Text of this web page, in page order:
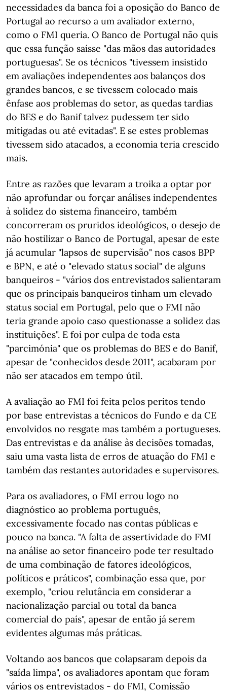
necessidades da banca foi a oposição do Banco de
Portugal ao recurso a um avaliador externo,
como o FMI queria. O Banco de Portugal não quis
que essa função saísse "das mãos das autoridades
portuguesas". Se os técnicos "tivessem insistido
em avaliações independentes aos balanços dos
grandes bancos, e se tivessem colocado mais
ênfase aos problemas do setor, as quedas tardias
do BES e do Banif talvez pudessem ter sido
mitigadas ou até evitadas". E se estes problemas
tivessem sido atacados, a economia teria crescido
mais.
Entre as razões que levaram a troika a optar por
não aprofundar ou forçar análises independentes
à solidez do sistema financeiro, também
concorreram os pruridos ideológicos, o desejo de
não hostilizar o Banco de Portugal, apesar de este
já acumular "lapsos de supervisão" nos casos BPP
e BPN, e até o "elevado status social" de alguns
banqueiros - "vários dos entrevistados salientaram
que os principais banqueiros tinham um elevado
status social em Portugal, pelo que o FMI não
teria grande apoio caso questionasse a solidez das
instituições". E foi por culpa de toda esta
"parcimónia" que os problemas do BES e do Banif,
apesar de "conhecidos desde 2011", acabaram por
não ser atacados em tempo útil.
A avaliação ao FMI foi feita pelos peritos tendo
por base entrevistas a técnicos do Fundo e da CE
envolvidos no resgate mas também a portugueses.
Das entrevistas e da análise às decisões tomadas,
saiu uma vasta lista de erros de atuação do FMI e
também das restantes autoridades e supervisores.
Para os avaliadores, o FMI errou logo no
diagnóstico ao problema português,
excessivamente focado nas contas públicas e
pouco na banca. "A falta de assertividade do FMI
na análise ao setor financeiro pode ter resultado
de uma combinação de fatores ideológicos,
políticos e práticos", combinação essa que, por
exemplo, "criou relutância em considerar a
nacionalização parcial ou total da banca
comercial do país", apesar de então já serem
evidentes algumas más práticas.
Voltando aos bancos que colapsaram depois da
"saída limpa", os avaliadores apontam que foram
vários os entrevistados - do FMI, Comissão